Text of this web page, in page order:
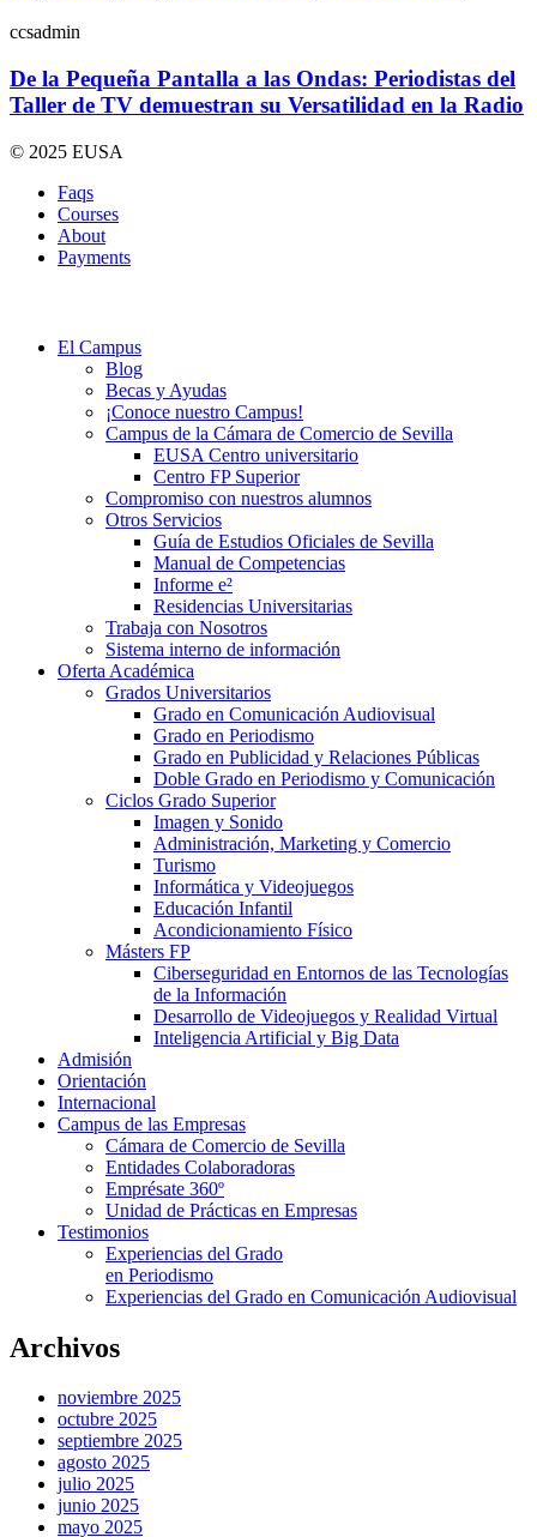
ccsadmin
De la Pequeña Pantalla a las Ondas: Periodistas del
Taller de TV demuestran su Versatilidad en la Radio
© 2025 EUSA
Faqs
Courses
About
Payments
El Campus
Blog
Becas y Ayudas
¡Conoce nuestro Campus!
Campus de la Cámara de Comercio de Sevilla
EUSA Centro universitario
Centro FP Superior
Compromiso con nuestros alumnos
Otros Servicios
Guía de Estudios Oficiales de Sevilla
Manual de Competencias
Informe e²
Residencias Universitarias
Trabaja con Nosotros
Sistema interno de información
Oferta Académica
Grados Universitarios
Grado en Comunicación Audiovisual
Grado en Periodismo
Grado en Publicidad y Relaciones Públicas
Doble Grado en Periodismo y Comunicación
Ciclos Grado Superior
Imagen y Sonido
Administración, Marketing y Comercio
Turismo
Informática y Videojuegos
Educación Infantil
Acondicionamiento Físico
Másters FP
Ciberseguridad en Entornos de las Tecnologías
de la Información
Desarrollo de Videojuegos y Realidad Virtual
Inteligencia Artificial y Big Data
Admisión
Orientación
Internacional
Campus de las Empresas
Cámara de Comercio de Sevilla
Entidades Colaboradoras
Emprésate 360º
Unidad de Prácticas en Empresas
Testimonios
Experiencias del Grado
en Periodismo
Experiencias del Grado en Comunicación Audiovisual
Archivos
noviembre 2025
octubre 2025
septiembre 2025
agosto 2025
julio 2025
junio 2025
mayo 2025